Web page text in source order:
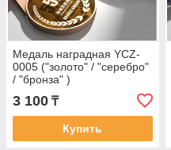
Медаль наградная YCZ-
0005 ("золото" / "серебро"
/ "бронза" )
3 100 ₸
Купить